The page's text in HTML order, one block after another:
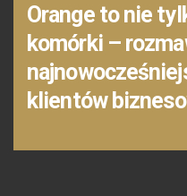
Orange to nie
komórki –
klientów